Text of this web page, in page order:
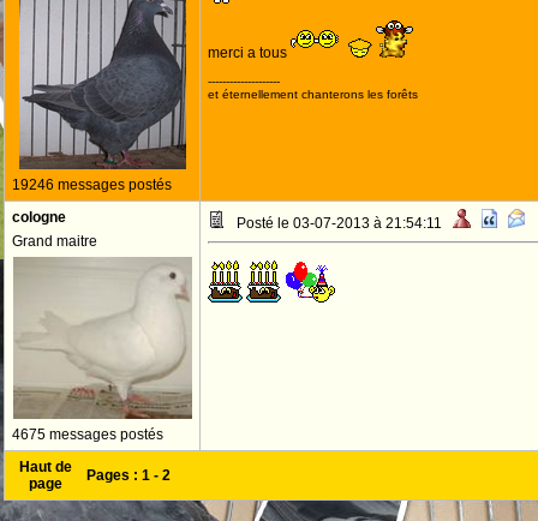
19246 messages postés
merci a tous
--------------------
et éternellement chanterons les forêts
cologne
Grand maitre
4675 messages postés
Posté le 03-07-2013 à 21:54:11
Haut de
page
Pages : 1 - 2